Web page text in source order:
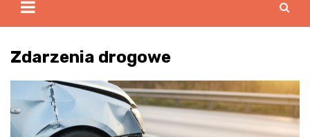
Zdarzenia drogowe